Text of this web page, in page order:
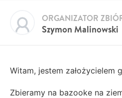
Szymon Malinowski
ORGANIZATOR
Witam, jestem założycielem
Zbieramy na bazooke na